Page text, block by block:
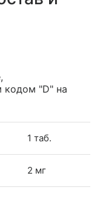
кодом "D" на
1 таб.
2 мг